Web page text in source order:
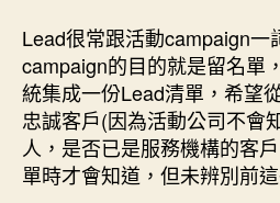
Lead很常跟活動campaign一
campaign的目的就是留名單
統集成一份Lead清單，希望
忠誠客戶(因為活動公司不會
人，是否已是服務機構的客
單時才會知道，但未辨別前